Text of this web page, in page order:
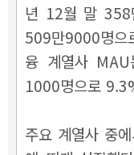
년 12월 말
509만9000명
융 계열사
1000명으로
주요 계열사 중